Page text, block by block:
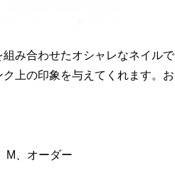
み合わせたオシャレなネイルで
上の印象を与えてくれます。お
M、オーダー